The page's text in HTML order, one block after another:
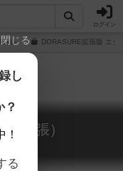
ログイン
スレ DORASURE拡張版 エク
拡張）
閉じる
し
？
る